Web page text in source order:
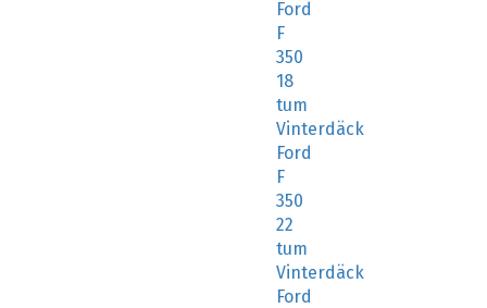
Ford
F
350
18
tum
Vinterdäck
Ford
F
350
22
tum
Vinterdäck
Ford